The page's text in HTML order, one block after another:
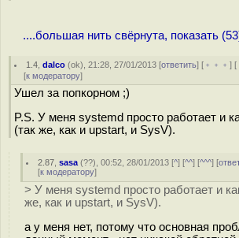
....большая нить свёрнута, показать
1.4 ,dalco (ok), 21:28, 27/01/2013 [ответить] [ ﹢﹢﹢] [
[к модератору]
Ушел за попкорном ;)
P.S. У меня systemd просто работает и
(так же, как и upstart, и SysV).
2.87 ,sasa (??), 00:52, 28/01/2013 [^] [^^] [^^^] [
[к модератору]
> У меня systemd просто работает и
же, как и upstart, и SysV).
а у меня нет, потому что основная